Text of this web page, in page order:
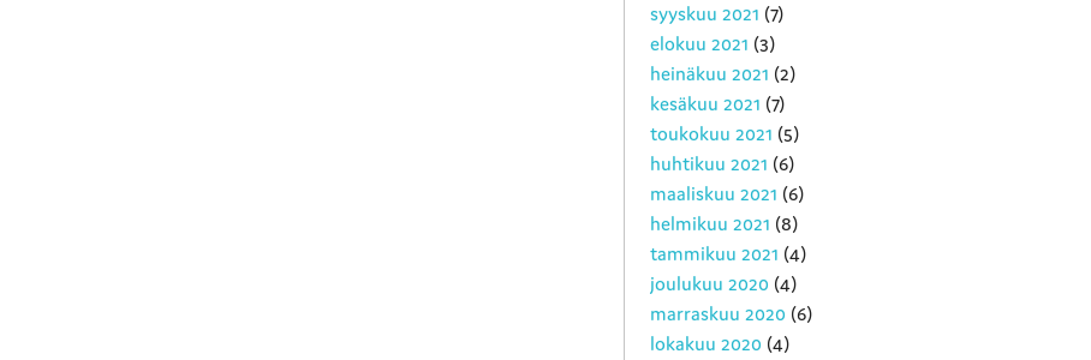
syyskuu 2021 (7)
elokuu 2021 (3)
heinäkuu 2021 (2)
kesäkuu 2021 (7)
toukokuu 2021 (5)
huhtikuu 2021 (6)
maaliskuu 2021 (6)
helmikuu 2021 (8)
tammikuu 2021 (4)
joulukuu 2020 (4)
marraskuu 2020 (6)
lokakuu 2020 (4)